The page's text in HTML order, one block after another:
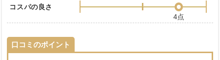
コスパの良さ
4点
口コミのポイント